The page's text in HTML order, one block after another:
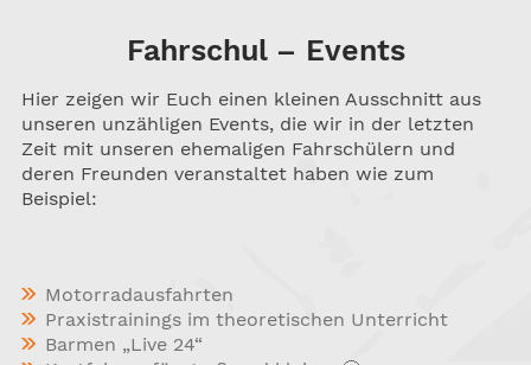
Fahrschul – Events
Hier zeigen wir Euch einen kleinen Ausschnitt aus
unseren unzähligen Events, die wir in der letzten
Zeit mit unseren ehemaligen Fahrschülern und
deren Freunden veranstaltet haben wie zum
Beispiel:
Motorradausfahrten
Praxistrainings im theoretischen Unterricht
Barmen „Live 24“